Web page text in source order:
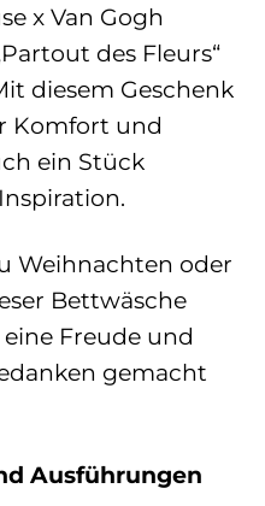
x Van Gogh
des Fleurs“
diesem Geschenk
Komfort und
ein Stück
Weihnachten oder
Bettwäsche
Freude und
gemacht
Ausführungen